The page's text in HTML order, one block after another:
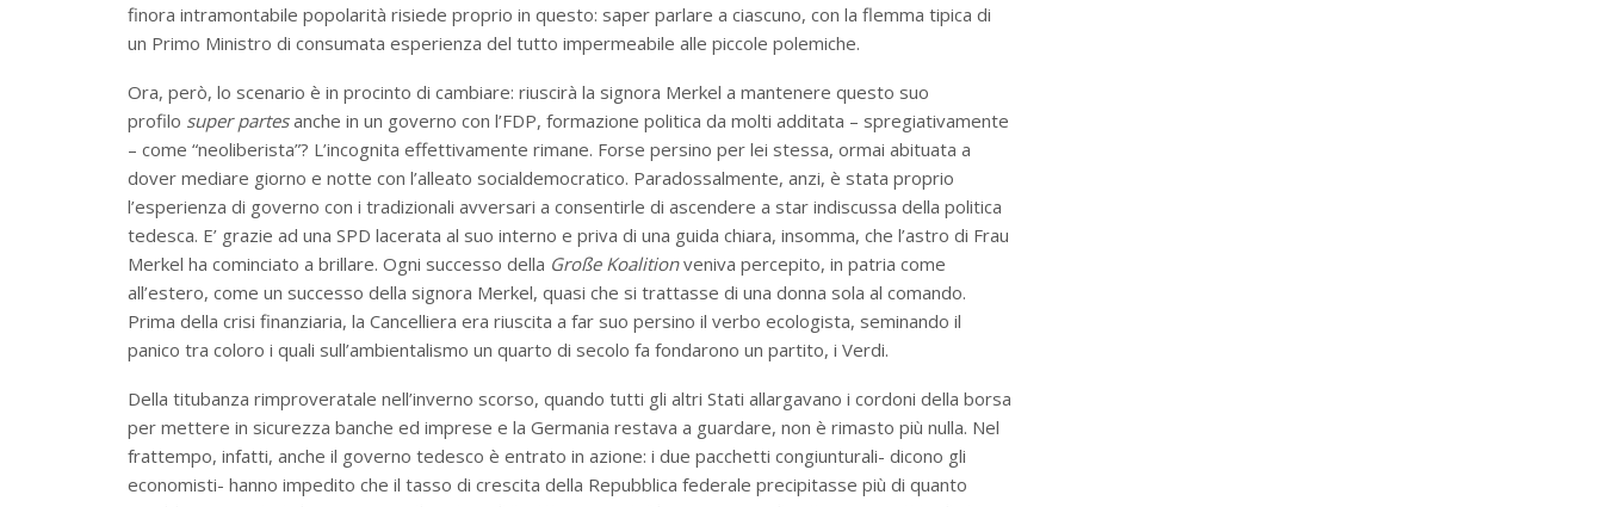
finora intramontabile popolarità risiede proprio in questo: saper parlare a ciascuno, con la flemma tipica di
un Primo Ministro di consumata esperienza del tutto impermeabile alle piccole polemiche.
Ora, però, lo scenario è in procinto di cambiare: riuscirà la signora Merkel a mantenere questo suo
profilo super partesanche in un governo con l’FDP, formazione politica da molti additata – spregiativamente
– come “neoliberista”? L’incognita effettivamente rimane. Forse persino per lei stessa, ormai abituata a
dover mediare giorno e notte con l’alleato socialdemocratico. Paradossalmente, anzi, è stata proprio
l’esperienza di governo con i tradizionali avversari a consentirle di ascendere a star indiscussa della politica
tedesca. E’ grazie ad una SPD lacerata al suo interno e priva di una guida chiara, insomma, che l’astro di Frau
Merkel ha cominciato a brillare. Ogni successo della Große Koalitionveniva percepito, in patria come
all’estero, come un successo della signora Merkel, quasi che si trattasse di una donna sola al comando.
Prima della crisi finanziaria, la Cancelliera era riuscita a far suo persino il verbo ecologista, seminando il
panico tra coloro i quali sull’ambientalismo un quarto di secolo fa fondarono un partito, i Verdi.
Della titubanza rimproveratale nell’inverno scorso, quando tutti gli altri Stati allargavano i cordoni della borsa
per mettere in sicurezza banche ed imprese e la Germania restava a guardare, non è rimasto più nulla. Nel
frattempo, infatti, anche il governo tedesco è entrato in azione: i due pacchetti congiunturali- dicono gli
economisti- hanno impedito che il tasso di crescita della Repubblica federale precipitasse più di quanto